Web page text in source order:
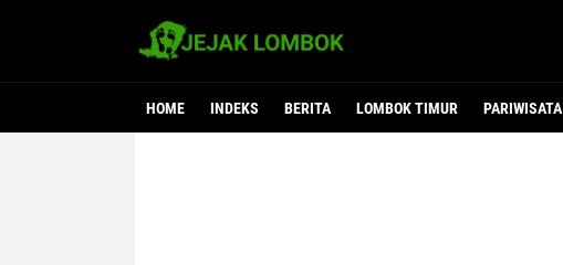
HOME INDEKS BERITA LOMBOK TIMUR PARIWISATA